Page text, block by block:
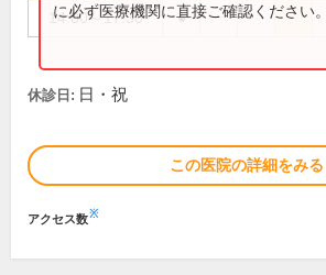
14:00～17:30 ●
に必ず医療機関に直接ご確認ください。
休診日: 日・祝
この医院の詳細をみる
アクセス数※